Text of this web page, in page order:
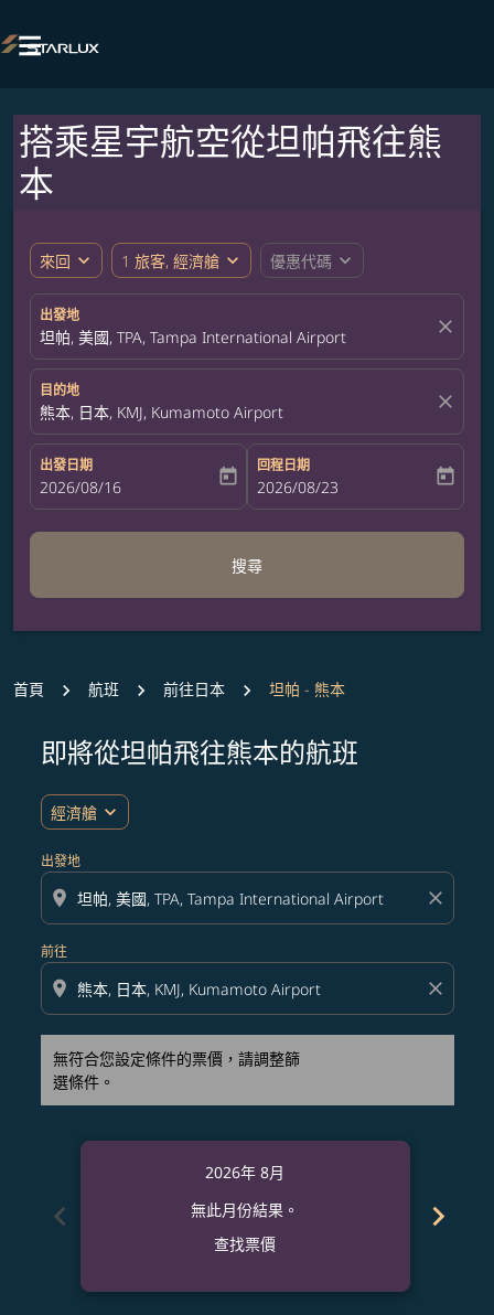

搭乘星宇航空從坦帕飛往熊
本
來回 expand_more 1 旅客, 經濟艙 expand_more 優惠代碼 expand_more
出發地
坦帕, 美國, TPA, Tampa International Airport close
目的地
熊本, 日本, KMJ, Kumamoto Airport close
出發日期
fc-booking-departure-date-aria-label
2026/08/16 today
回程日期
fc-booking-return-date-aria-label
2026/08/23 today
搜尋
首頁 航班 前往日本 坦帕 - 熊本
即將從坦帕飛往熊本的航班
經濟艙 expand_more
出發地
location_on close
前往
location_on close
無符合您設定條件的票價，請調整篩
選條件。
無符合您設定條件的票價，請調整篩選條件。
chevron_left
2026年 8月
無此月份結果。
查找票價
chevron_right